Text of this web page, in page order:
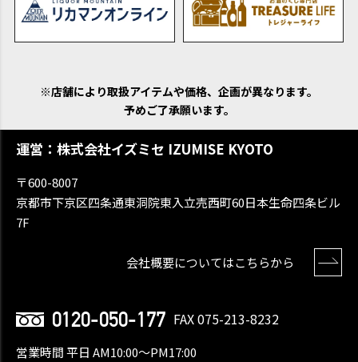
※店舗により取扱アイテムや価格、企画が異なります。
予めご了承願います。
運営：株式会社イズミセ IZUMISE KYOTO
〒600-8007
京都市下京区四条通東洞院東入立売西町60日本生命四条ビル
7F
会社概要についてはこちらから
0120-050-177 FAX 075-213-8232
営業時間 平日 AM10:00〜PM17:00